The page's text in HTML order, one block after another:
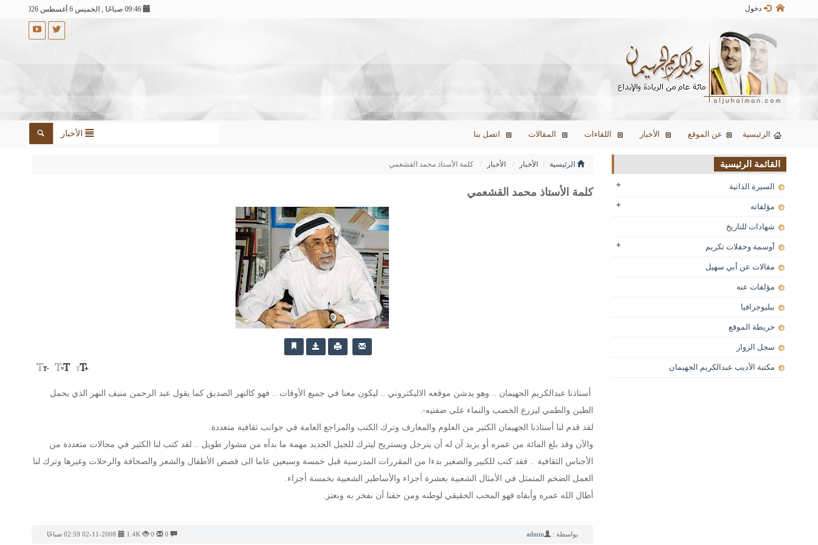
دخول
الرئيسية عن الموقع الأخبار اللقاءات المقالات اتصل بنا الأخبار
القائمة الرئيسية
السيرة الذاتية
مؤلفاته
شهادات للتاريخ
أوسمة وحفلات تكريم
مقالات عن أبي سهيل
مؤلفات عنه
ببليوجرافيا
خريطة الموقع
سجل الزوار
مكتبة الأديب عبدالكريم الجهيمان
الرئيسية الأخبار الأخبار كلمة الأستاذ محمد القشعمي
كلمة الأستاذ محمد القشعمي
أستاذنا عبدالكريم الجهيمان .. وهو يدشن موقعه الاليكتروني .. ليكون معنا في جميع الأوقات .. فهو كالنهر الصديق كما يقول عبد الرحمن منيف النهر الذي يحمل
الطين والطمي ليزرع الخصب والنماء على ضفتيه-.
لقد قدم لنا أستاذنا الجهيمان الكثير من العلوم والمعارف وترك الكتب والمراجع العامة في جوانب ثقافية متعددة.
والآن وقد بلغ المائة من عمره أو يزيد آن له أن يترجل ويستريح ليترك للجيل الجديد مهمة ما بدأه من مشوار طويل .. لقد كتب لنا الكثير في مجالات متعددة من
الأجناس الثقافية .. فقد كتب للكبير والصغير بدءا من المقررات المدرسية قبل خمسة وسبعين عاما الى قصص الأطفال والشعر والصحافة والرحلات وغيرها وترك لنا
العمل الضخم المتمثل في الأمثال الشعبية بعشرة أجزاء والأساطير الشعبية بخمسة أجزاء.
أطال الله عمره وأبقاه فهو المحب الحقيقي لوطنه ومن حقنا أن نفخر به ونعتز.
بواسطة : admin
1.4K